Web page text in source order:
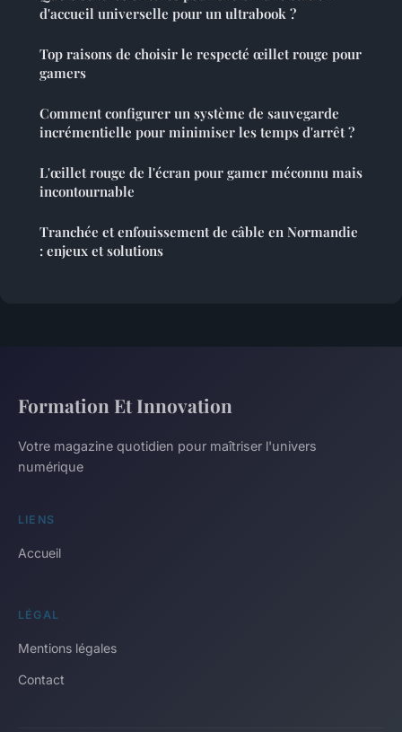
d'accueil universelle pour un ultrabook ?
Top raisons de choisir le respecté œillet rouge pour
gamers
Comment configurer un système de sauvegarde
incrémentielle pour minimiser les temps d'arrêt ?
L'œillet rouge de l'écran pour gamer méconnu mais
incontournable
Tranchée et enfouissement de câble en Normandie
: enjeux et solutions
Formation Et Innovation
Votre magazine quotidien pour maîtriser l'univers
numérique
LIENS
Accueil
LÉGAL
Mentions légales
Contact